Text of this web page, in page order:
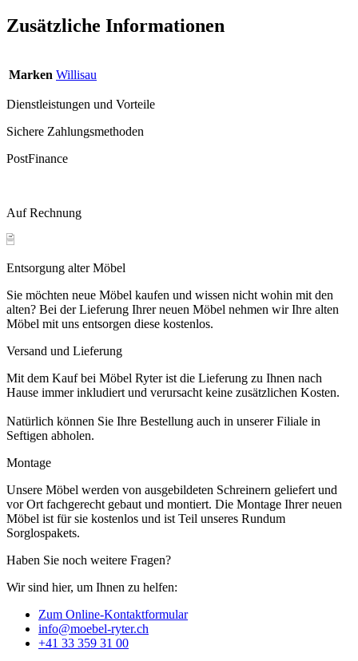
Zusätzliche Informationen
Marken Willisau
Dienstleistungen und Vorteile
Sichere Zahlungsmethoden
PostFinance
Auf Rechnung
Entsorgung alter Möbel
Sie möchten neue Möbel kaufen und wissen nicht wohin mit den
alten? Bei der Lieferung Ihrer neuen Möbel nehmen wir Ihre alten
Möbel mit uns entsorgen diese kostenlos.
Versand und Lieferung
Mit dem Kauf bei Möbel Ryter ist die Lieferung zu Ihnen nach
Hause immer inkludiert und verursacht keine zusätzlichen Kosten.
Natürlich können Sie Ihre Bestellung auch in unserer Filiale in
Seftigen abholen.
Montage
Unsere Möbel werden von ausgebildeten Schreinern geliefert und
vor Ort fachgerecht gebaut und montiert. Die Montage Ihrer neuen
Möbel ist für sie kostenlos und ist Teil unseres Rundum
Sorglospakets.
Haben Sie noch weitere Fragen?
Wir sind hier, um Ihnen zu helfen:
Zum Online-Kontaktformular
info@moebel-ryter.ch
+41 33 359 31 00